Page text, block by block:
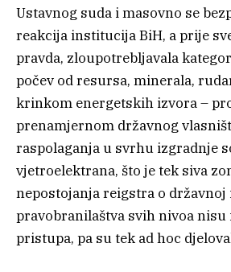
Ustavnog suda i masovno se
reakcija institucija BiH, a prije
pravda, zloupotrebljavala
počev od resursa, minerala,
krinkom energetskih izvora –
prenamjernom državnog
raspolaganja u svrhu izgradnje
vjetroelektrana, što je tek siva
nepostojanja reigstra o
pravobranilaštva svih nivoa
pristupa, pa su tek ad hoc